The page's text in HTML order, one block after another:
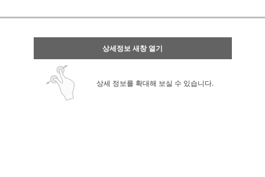
상세정보 새창 열기
상세 정보를 확대해 보실 수 있습니다.